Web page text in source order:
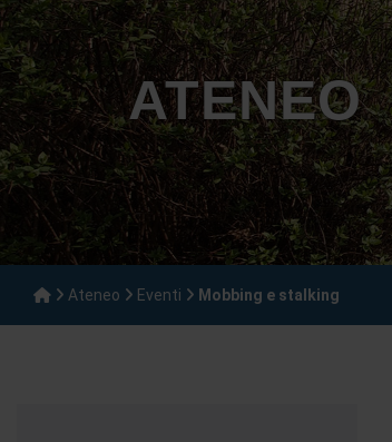
ATENEO
Ateneo Eventi Mobbing e stalking